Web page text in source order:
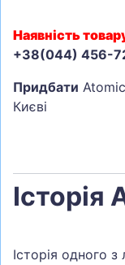
Наявність
+38(044) 456-
Придбати
Києві
Історія
Історія одного з